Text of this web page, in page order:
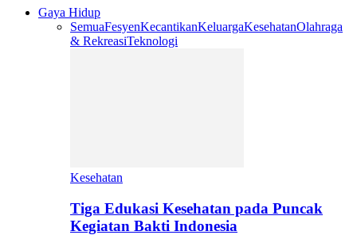
Gaya Hidup
SemuaFesyenKecantikanKeluargaKesehatanOlahraga
& RekreasiTeknologi
Kesehatan
Tiga Edukasi Kesehatan pada Puncak
Kegiatan Bakti Indonesia